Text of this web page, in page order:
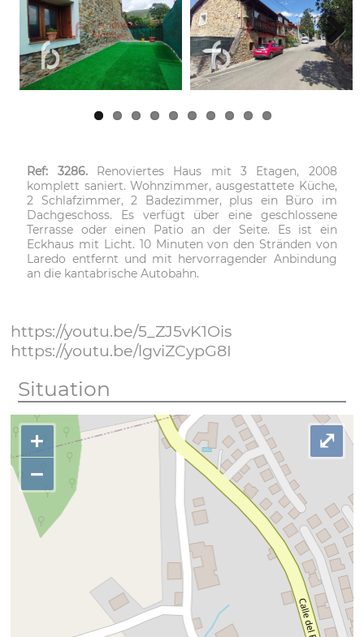
Next
Ref: 3286.Renoviertes Haus mit 3 Etagen, 2008
komplett saniert. Wohnzimmer, ausgestattete Küche,
2 Schlafzimmer, 2 Badezimmer, plus ein Büro im
Dachgeschoss. Es verfügt über eine geschlossene
Terrasse oder einen Patio an der Seite. Es ist ein
Eckhaus mit Licht. 10 Minuten von den Stränden von
Laredo entfernt und mit hervorragender Anbindung
an die kantabrische Autobahn.
https://youtu.be/5_ZJ5vK1Ois
https://youtu.be/lgviZCypG8I
Situation
+
−
⤢